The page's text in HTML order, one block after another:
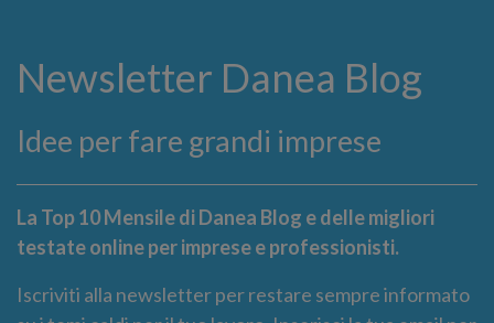
Newsletter Danea Blog
Idee per fare grandi imprese
La Top 10 Mensile di Danea Blog e delle migliori
testate online per imprese e professionisti.
Iscriviti alla newsletter per restare sempre informato